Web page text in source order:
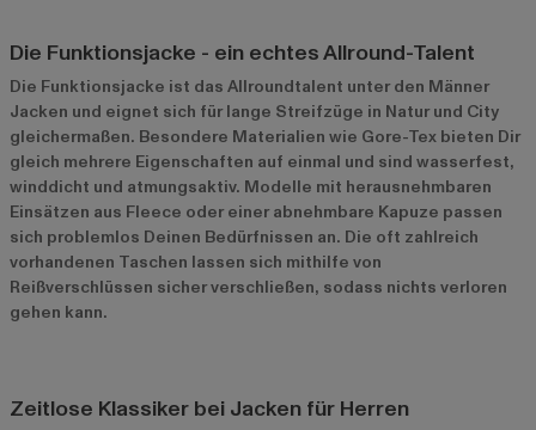
Die Funktionsjacke - ein echtes Allround-Talent
Die Funktionsjacke ist das Allroundtalent unter den Männer
Jacken und eignet sich für lange Streifzüge in Natur und City
gleichermaßen. Besondere Materialien wie Gore-Tex bieten Dir
gleich mehrere Eigenschaften auf einmal und sind wasserfest,
winddicht und atmungsaktiv. Modelle mit herausnehmbaren
Einsätzen aus Fleece oder einer abnehmbare Kapuze passen
sich problemlos Deinen Bedürfnissen an. Die oft zahlreich
vorhandenen Taschen lassen sich mithilfe von
Reißverschlüssen sicher verschließen, sodass nichts verloren
gehen kann.
Zeitlose Klassiker bei Jacken für Herren